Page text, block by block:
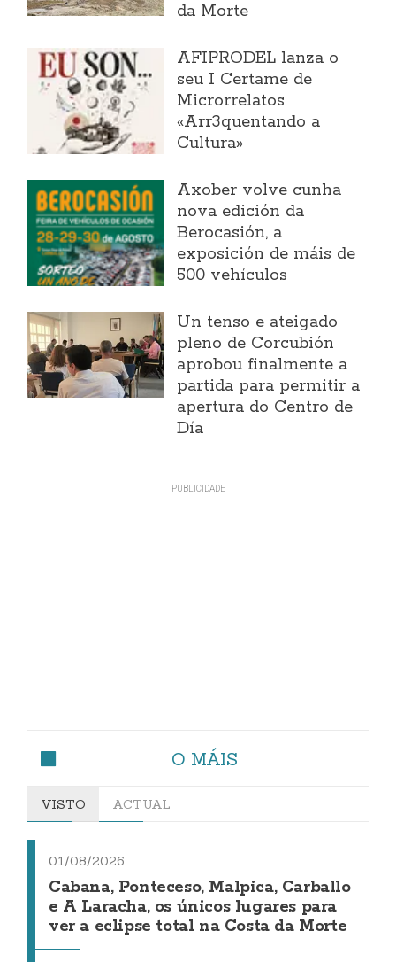
da Morte
AFIPRODEL lanza o
seu I Certame de
Microrrelatos
«Arr3quentando a
Cultura»
Axober volve cunha
nova edición da
Berocasión, a
exposición de máis de
500 vehículos
Un tenso e ateigado
pleno de Corcubión
aprobou finalmente a
partida para permitir a
apertura do Centro de
Día
O MÁIS
VISTO ACTUAL
01/08/2026
Cabana, Ponteceso, Malpica, Carballo
e A Laracha, os únicos lugares para
ver a eclipse total na Costa da Morte